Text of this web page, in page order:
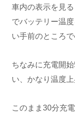
車内の表示を見
でバッテリー温
い手前のところ
ちなみに充電開
い、かなり温度
このまま30分充